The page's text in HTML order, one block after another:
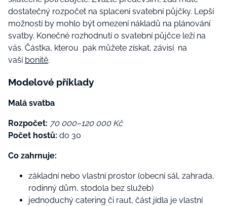
dostatečný rozpočet na splacení svatební půjčky. Lepší
možností by mohlo být omezení nákladů na plánování
svatby. Konečné rozhodnutí o svatební půjčce leží na
vás. Částka, kterou pak můžete získat, závisí na
vaší bonitě.
Modelové příklady
Malá svatba
Rozpočet: 70 000–120 000 Kč
Počet hostů: do 30
Co zahrnuje:
základní nebo vlastní prostor (obecní sál, zahrada,
rodinný dům, stodola bez služeb)
jednoduchý catering či raut, část jídla je vlastní